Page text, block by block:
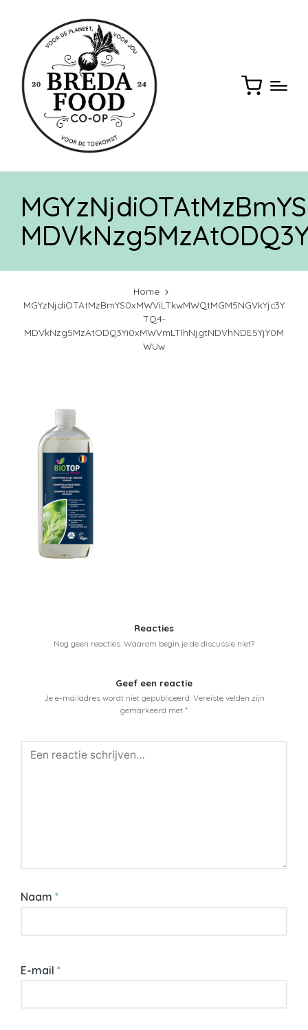
Home
MGYzNjdiOTAtMzBmYS0xMWViLTkwMWQtMGM5NGVkYjc3Y
TQ4-
MDVkNzg5MzAtODQ3Yi0xMWVmLTlhNjgtNDVhNDE5YjY0M
WUw
Reacties
Nog geen reacties. Waarom begin je de discussie niet?
Geef een reactie
Je e-mailadres wordt niet gepubliceerd. Vereiste velden zijn
gemarkeerd met *
Naam *
E-mail *